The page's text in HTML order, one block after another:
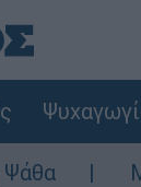
στη